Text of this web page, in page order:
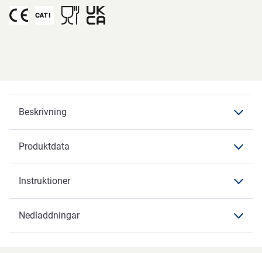
Beskrivning
Produktdata
Instruktioner
Nedladdningar